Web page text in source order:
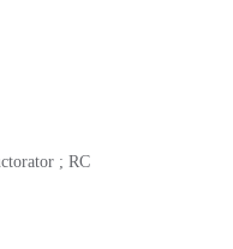
; RC